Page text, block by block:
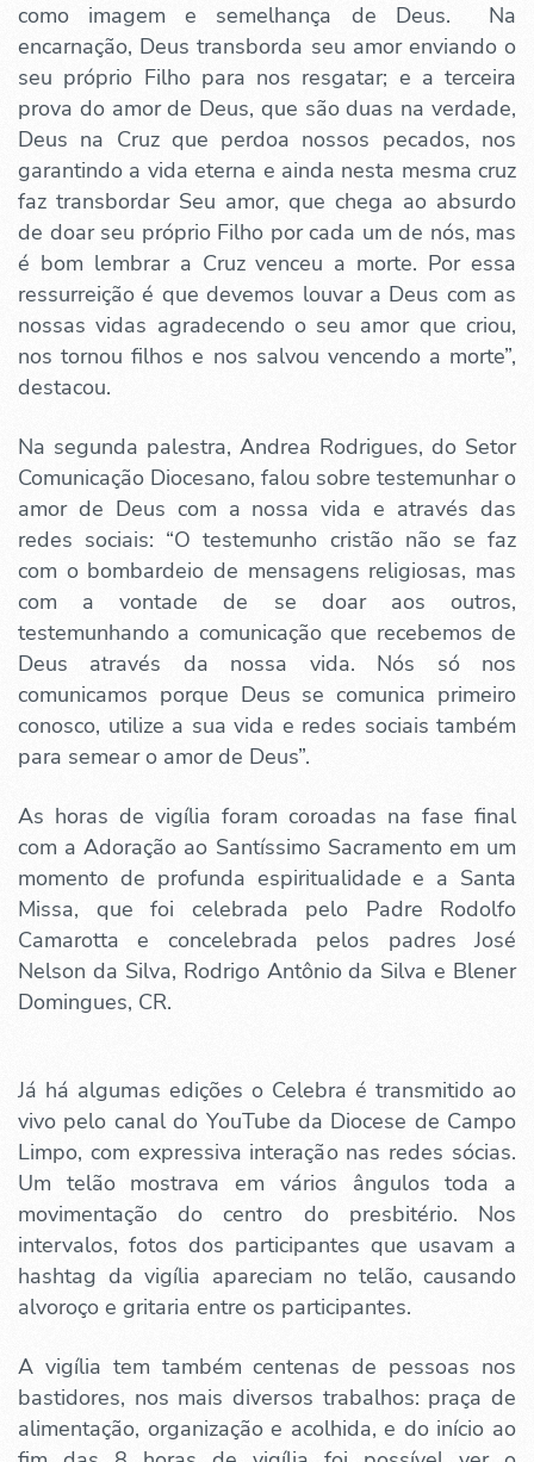
como imagem e semelhança de Deus. Na
encarnação, Deus transborda seu amor enviando o
seu próprio Filho para nos resgatar; e a terceira
prova do amor de Deus, que são duas na verdade,
Deus na Cruz que perdoa nossos pecados, nos
garantindo a vida eterna e ainda nesta mesma cruz
faz transbordar Seu amor, que chega ao absurdo
de doar seu próprio Filho por cada um de nós, mas
é bom lembrar a Cruz venceu a morte. Por essa
ressurreição é que devemos louvar a Deus com as
nossas vidas agradecendo o seu amor que criou,
nos tornou filhos e nos salvou vencendo a morte”,
destacou.
Na segunda palestra, Andrea Rodrigues, do Setor
Comunicação Diocesano, falou sobre testemunhar o
amor de Deus com a nossa vida e através das
redes sociais: “O testemunho cristão não se faz
com o bombardeio de mensagens religiosas, mas
com a vontade de se doar aos outros,
testemunhando a comunicação que recebemos de
Deus através da nossa vida. Nós só nos
comunicamos porque Deus se comunica primeiro
conosco, utilize a sua vida e redes sociais também
para semear o amor de Deus”.
As horas de vigília foram coroadas na fase final
com a Adoração ao Santíssimo Sacramento em um
momento de profunda espiritualidade e a Santa
Missa, que foi celebrada pelo Padre Rodolfo
Camarotta e concelebrada pelos padres José
Nelson da Silva, Rodrigo Antônio da Silva e Blener
Domingues, CR.
Já há algumas edições o Celebra é transmitido ao
vivo pelo canal do YouTube da Diocese de Campo
Limpo, com expressiva interação nas redes sócias.
Um telão mostrava em vários ângulos toda a
movimentação do centro do presbitério. Nos
intervalos, fotos dos participantes que usavam a
hashtag da vigília apareciam no telão, causando
alvoroço e gritaria entre os participantes.
A vigília tem também centenas de pessoas nos
bastidores, nos mais diversos trabalhos: praça de
alimentação, organização e acolhida, e do início ao